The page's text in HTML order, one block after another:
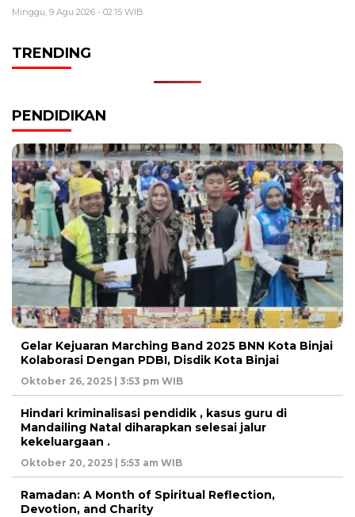
Minggu, 9 Agu 2026 - 02:15 WIB
TRENDING
PENDIDIKAN
Gelar Kejuaran Marching Band 2025 BNN Kota Binjai
Kolaborasi Dengan PDBI, Disdik Kota Binjai
Oktober 26, 2025 | 3:53 pm WIB
Hindari kriminalisasi pendidik , kasus guru di
Mandailing Natal diharapkan selesai jalur
kekeluargaan .
Oktober 20, 2025 | 5:53 am WIB
Ramadan: A Month of Spiritual Reflection,
Devotion, and Charity